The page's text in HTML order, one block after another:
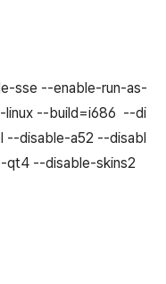
sse --enable-run-as-
--build=i686 --di
--disable-a52 --disabl
--disable-skins2